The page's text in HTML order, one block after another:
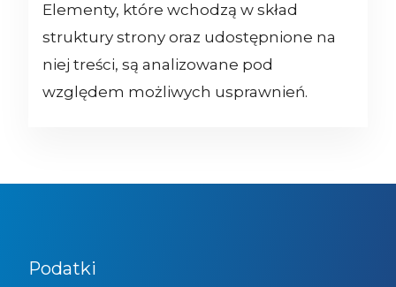
Elementy, które wchodzą w skład
struktury strony oraz udostępnione na
niej treści, są analizowane pod
względem możliwych usprawnień.
Podatki